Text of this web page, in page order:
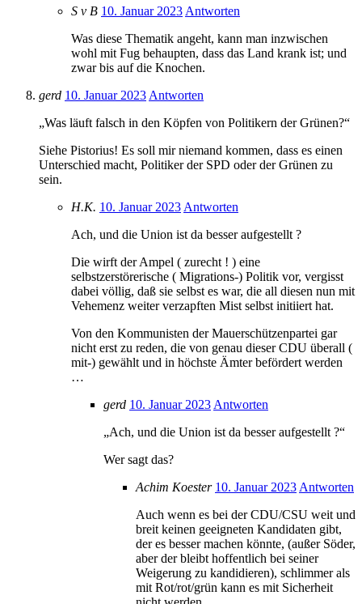
S v B 10. Januar 2023 Antworten
Was diese Thematik angeht, kann man inzwischen
wohl mit Fug behaupten, dass das Land krank ist; und
zwar bis auf die Knochen.
gerd 10. Januar 2023 Antworten
„Was läuft falsch in den Köpfen von Politikern der Grünen?“
Siehe Pistorius! Es soll mir niemand kommen, dass es einen
Unterschied macht, Politiker der SPD oder der Grünen zu
sein.
H.K. 10. Januar 2023 Antworten
Ach, und die Union ist da besser aufgestellt ?
Die wirft der Ampel ( zurecht ! ) eine
selbstzerstörerische ( Migrations-) Politik vor, vergisst
dabei völlig, daß sie selbst es war, die all diesen nun mit
Vehemenz weiter verzapften Mist selbst initiiert hat.
Von den Kommunisten der Mauerschützenpartei gar
nicht erst zu reden, die von genau dieser CDU überall (
mit-) gewählt und in höchste Ämter befördert werden
…
gerd 10. Januar 2023 Antworten
„Ach, und die Union ist da besser aufgestellt ?“
Wer sagt das?
Achim Koester 10. Januar 2023 Antworten
Auch wenn es bei der CDU/CSU weit und
breit keinen geeigneten Kandidaten gibt,
der es besser machen könnte, (außer Söder,
aber der bleibt hoffentlich bei seiner
Weigerung zu kandidieren), schlimmer als
mit Rot/rot/grün kann es mit Sicherheit